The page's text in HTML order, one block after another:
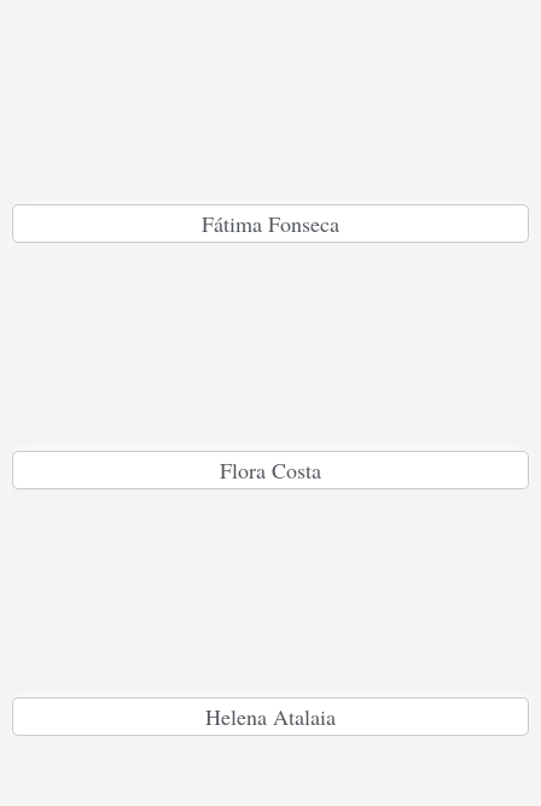
Fátima Fonseca
Flora Costa
Helena Atalaia